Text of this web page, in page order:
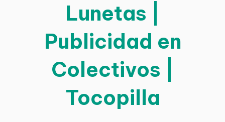
Lunetas |
Publicidad en
Colectivos |
Tocopilla